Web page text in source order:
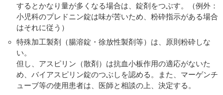
するとかなり量が多くなる場合は、錠剤をつぶす。（例外：
小児科のプレドニン錠は味が苦いため、粉砕指示がある場合
はそれに従う）
特殊加工製剤（腸溶錠・徐放性製剤等）は、原則粉砕しな
い。
但し、アスピリン（散剤）は抗血小板作用の適応がないた
め、バイアスピリン錠のつぶしを認める。また、マーゲンチ
ューブ等の使用患者は、医師と相談の上、決定する。